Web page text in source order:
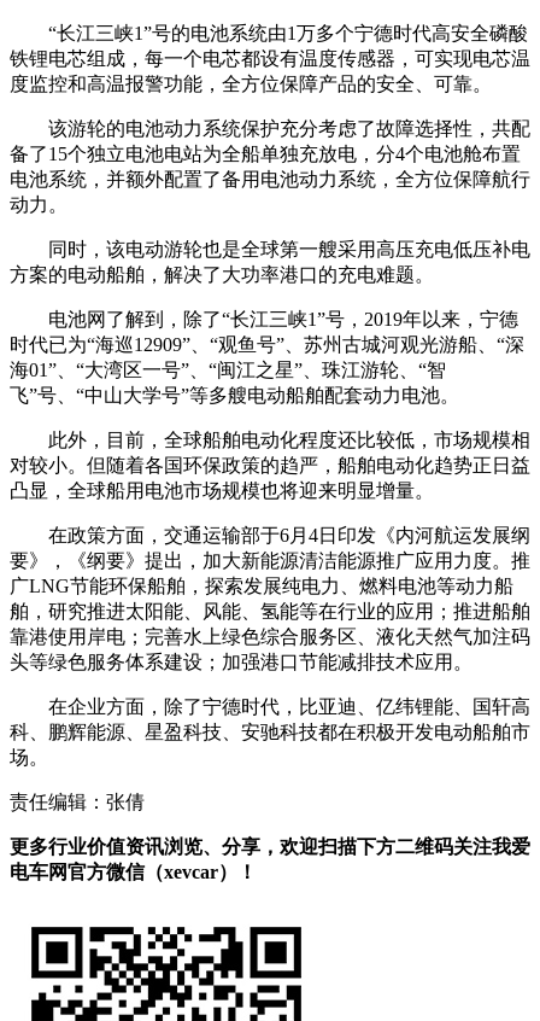
“长江三峡1”号的电池系统由1万多个宁德时代高安全磷酸
铁锂电芯组成，每一个电芯都设有温度传感器，可实现电芯温
度监控和高温报警功能，全方位保障产品的安全、可靠。
该游轮的电池动力系统保护充分考虑了故障选择性，共配
备了15个独立电池电站为全船单独充放电，分4个电池舱布置
电池系统，并额外配置了备用电池动力系统，全方位保障航行
动力。
同时，该电动游轮也是全球第一艘采用高压充电低压补电
方案的电动船舶，解决了大功率港口的充电难题。
电池网了解到，除了“长江三峡1”号，2019年以来，宁德
时代已为“海巡12909”、“观鱼号”、苏州古城河观光游船、“深
海01”、“大湾区一号”、“闽江之星”、珠江游轮、“智
飞”号、“中山大学号”等多艘电动船舶配套动力电池。
此外，目前，全球船舶电动化程度还比较低，市场规模相
对较小。但随着各国环保政策的趋严，船舶电动化趋势正日益
凸显，全球船用电池市场规模也将迎来明显增量。
在政策方面，交通运输部于6月4日印发《内河航运发展纲
要》，《纲要》提出，加大新能源清洁能源推广应用力度。推
广LNG节能环保船舶，探索发展纯电力、燃料电池等动力船
舶，研究推进太阳能、风能、氢能等在行业的应用；推进船舶
靠港使用岸电；完善水上绿色综合服务区、液化天然气加注码
头等绿色服务体系建设；加强港口节能减排技术应用。
在企业方面，除了宁德时代，比亚迪、亿纬锂能、国轩高
科、鹏辉能源、星盈科技、安驰科技都在积极开发电动船舶市
场。
责任编辑：张倩
更多行业价值资讯浏览、分享，欢迎扫描下方二维码关注我爱
电车网官方微信（xevcar）！